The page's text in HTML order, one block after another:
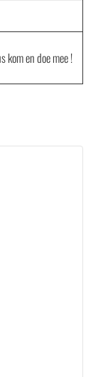
kom en doe mee !